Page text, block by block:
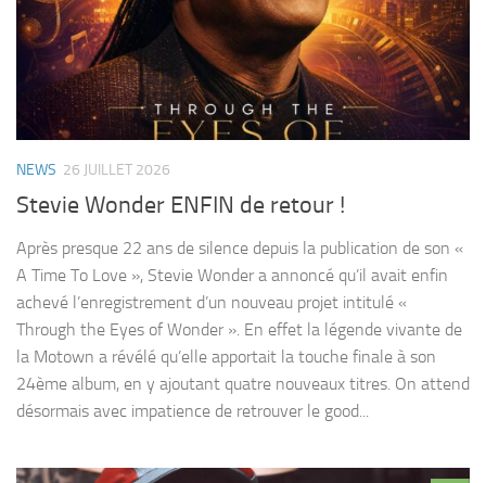
NEWS 26 JUILLET 2026
Stevie Wonder ENFIN de retour !
Après presque 22 ans de silence depuis la publication de son «
A Time To Love », Stevie Wonder a annoncé qu’il avait enfin
achevé l’enregistrement d’un nouveau projet intitulé «
Through the Eyes of Wonder ». En effet la légende vivante de
la Motown a révélé qu’elle apportait la touche finale à son
24ème album, en y ajoutant quatre nouveaux titres. On attend
désormais avec impatience de retrouver le good...